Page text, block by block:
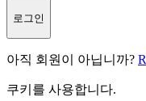
로그인
아직 회원이 아닙니까?
쿠키를 사용합니다.